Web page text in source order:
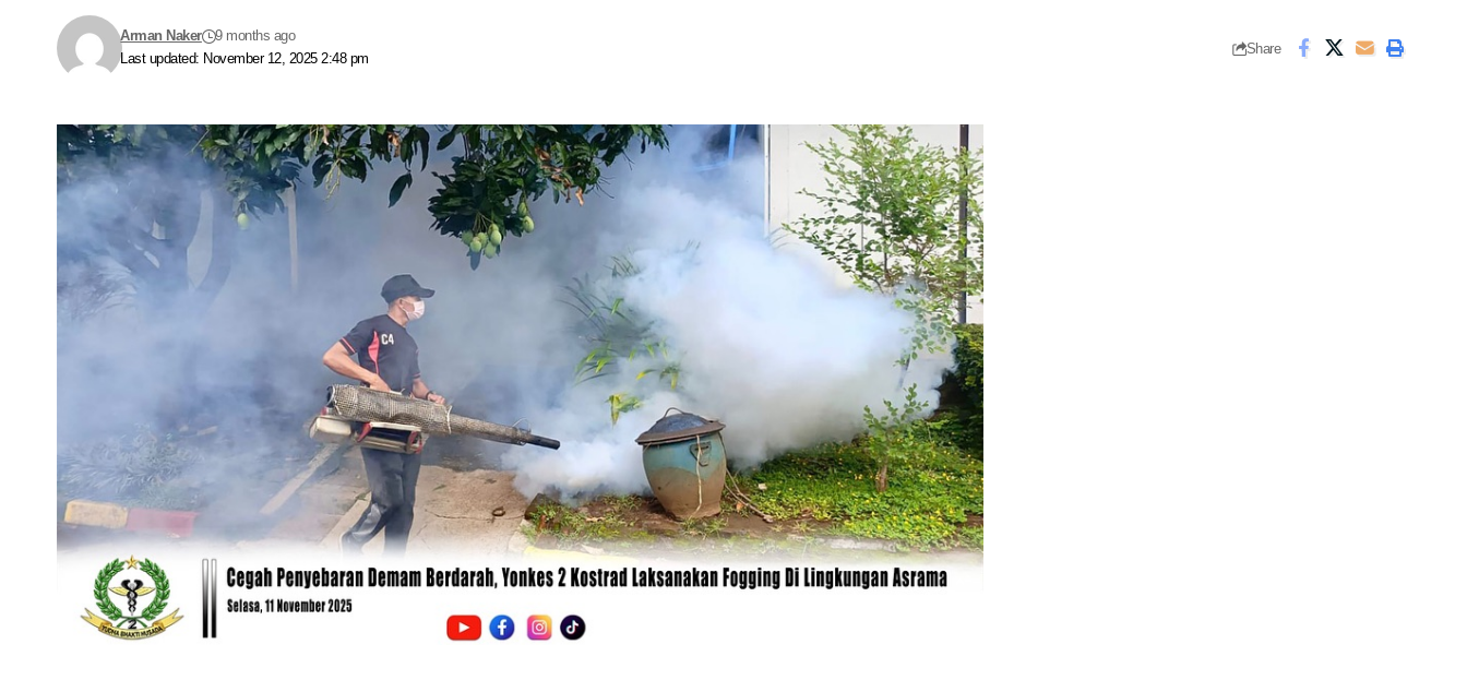
Last updated: November 12, 2025 2:48 pm
Arman Naker 9 months ago
Share